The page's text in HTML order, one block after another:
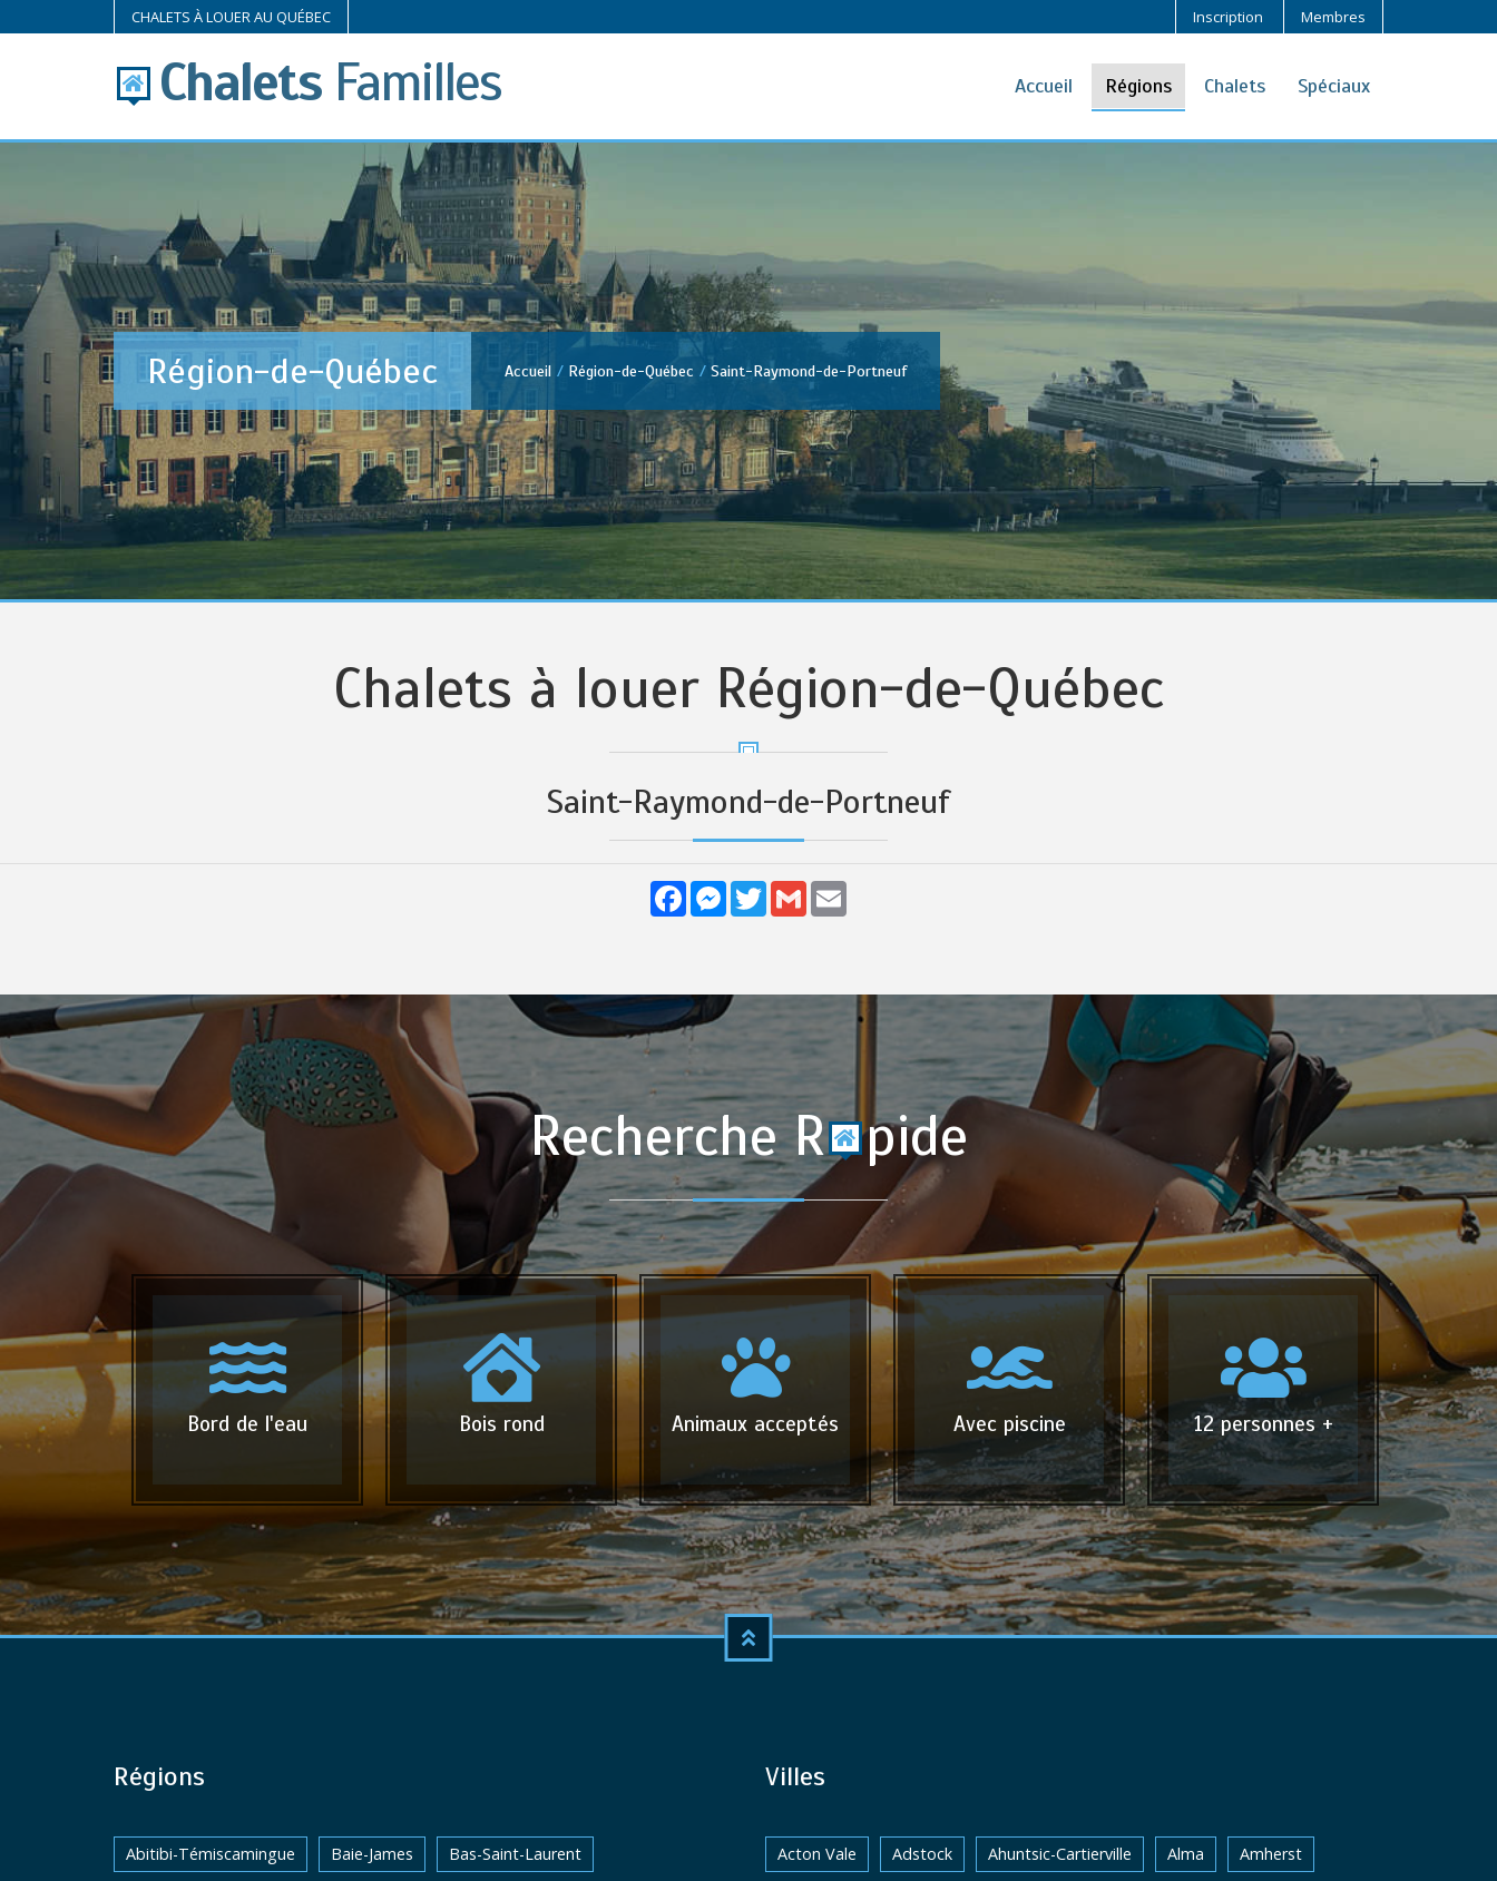
CHALETS À LOUER AU QUÉBEC Inscription Membres
Chalets Familles Accueil Régions Chalets Spéciaux
Région-de-Québec Accueil Région-de-Québec Saint-Raymond-de-Portneuf
Chalets à louer Région-de-Québec
Saint-Raymond-de-Portneuf
FacebookMessenger
TwitterGmail
Recherche R pide
Bord de l'eau Bois rond Animaux acceptés Avec piscine 12 personnes +
Régions
Abitibi-Témiscamingue Baie-James Bas-Saint-Laurent
Villes
Acton Vale Adstock Ahuntsic-Cartierville Alma Amherst